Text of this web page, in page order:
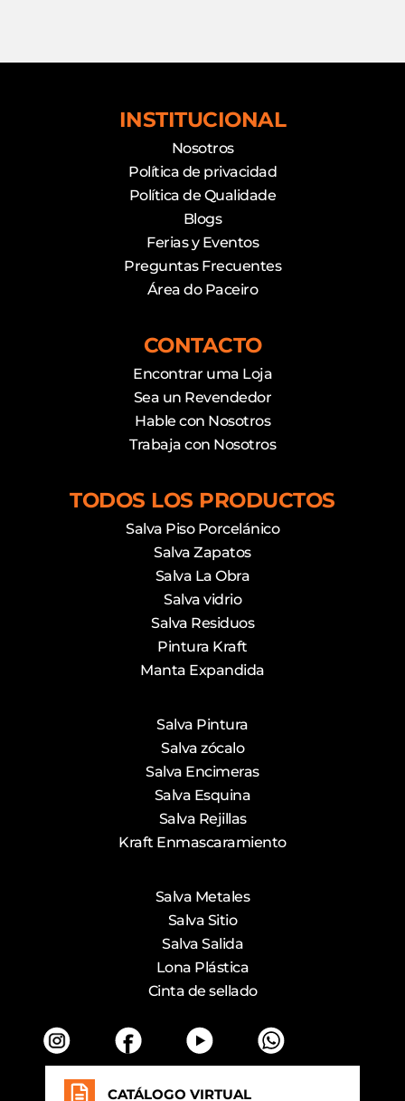
INSTITUCIONAL
Nosotros
Política de privacidad
Política de Qualidade
Blogs
Ferias y Eventos
Preguntas Frecuentes
Área do Paceiro
CONTACTO
Encontrar uma Loja
Sea un Revendedor
Hable con Nosotros
Trabaja con Nosotros
TODOS LOS PRODUCTOS
Salva Piso Porcelánico
Salva Zapatos
Salva La Obra
Salva vidrio
Salva Residuos
Pintura Kraft
Manta Expandida
Salva Pintura
Salva zócalo
Salva Encimeras
Salva Esquina
Salva Rejillas
Kraft Enmascaramiento
Salva Metales
Salva Sitio
Salva Salida
Lona Plástica
Cinta de sellado
CATÁLOGO VIRTUAL